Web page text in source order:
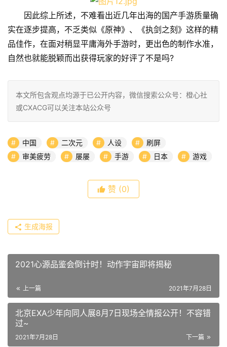
因此综上所述，不难看出近几年出海的国产手游质量确
实在逐步提高，不乏类似《原神》、《执剑之刻》这样的精
品佳作，在面对稍显平庸海外手游时，更出色的制作水准，
自然也就能脱颖而出获得玩家的好评了不是吗?
本文所包含观点均源于已公开内容，微信搜索公众号：橙心社
或CXACG可以关注本站公众号
中国 二次元 人设
刷屏
审美疲劳
屡屡 手游 日本 游戏
赞 (0)
生成海报
2021心源品鉴会倒计时！动作宇宙即将揭秘
上一篇 2021年7月28日
北京EXA少年向同人展8月7日现场全情报公开！不容错
过~
下一篇
2021年7月28日